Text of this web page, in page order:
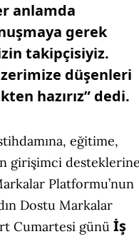
anlamda
gerek
takipçisiyiz.
düşenleri
hazırız” dedi.
eğitime,
girişimci desteklerine
Platformu’nun
Dostu Markalar
Cumartesi günü İş